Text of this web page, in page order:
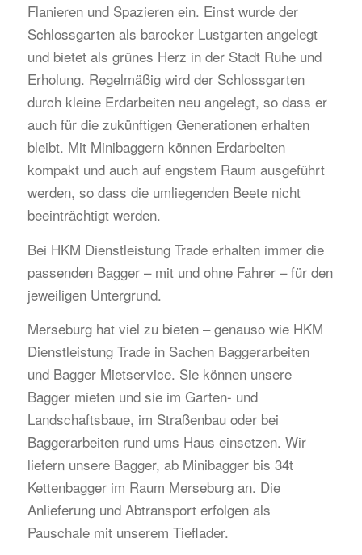
Flanieren und Spazieren ein. Einst wurde der
Schlossgarten als barocker Lustgarten angelegt
und bietet als grünes Herz in der Stadt Ruhe und
Erholung. Regelmäßig wird der Schlossgarten
durch kleine Erdarbeiten neu angelegt, so dass er
auch für die zukünftigen Generationen erhalten
bleibt. Mit Minibaggern können Erdarbeiten
kompakt und auch auf engstem Raum ausgeführt
werden, so dass die umliegenden Beete nicht
beeinträchtigt werden.
Bei HKM Dienstleistung Trade erhalten immer die
passenden Bagger – mit und ohne Fahrer – für den
jeweiligen Untergrund.
Merseburg hat viel zu bieten – genauso wie HKM
Dienstleistung Trade in Sachen Baggerarbeiten
und Bagger Mietservice. Sie können unsere
Bagger mieten und sie im Garten- und
Landschaftsbaue, im Straßenbau oder bei
Baggerarbeiten rund ums Haus einsetzen. Wir
liefern unsere Bagger, ab Minibagger bis 34t
Kettenbagger im Raum Merseburg an. Die
Anlieferung und Abtransport erfolgen als
Pauschale mit unserem Tieflader.